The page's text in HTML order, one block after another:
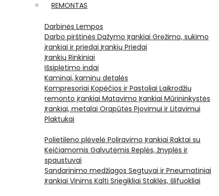
REMONTAS
Darbinės Lempos
Darbo pirštinės Dažymo Įrankiai Gręžimo, sukimo
įrankiai ir priedai Įrankių Priedai
Įrankių Rinkiniai
Išsiplėtimo indai
Kaminai, kaminų detalės
Kompresoriai Kopėčios ir Pastoliai Laikrodžių
remonto įrankiai Matavimo Įrankiai Mūrininkystės
Įrankiai, metalai Orapūtės Pjovimui ir Litavimui
Plaktukai
Polietileno plėvelė Poliravimo Įrankiai Raktai su
Keičiamomis Galvutėmis Replės, žnyplės ir
spaustuvai
Sandarinimo medžiagos Segtuvai ir Pneumatiniai
Įrankiai Vinims Kalti Sriegikliai Staklės, šlifuokliai